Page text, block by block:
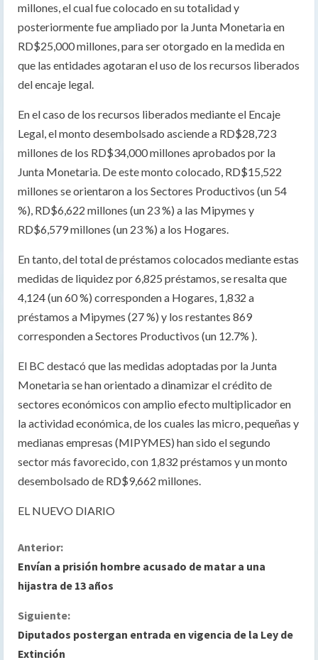
millones, el cual fue colocado en su totalidad y
posteriormente fue ampliado por la Junta Monetaria en
RD$25,000 millones, para ser otorgado en la medida en
que las entidades agotaran el uso de los recursos liberados
del encaje legal.
En el caso de los recursos liberados mediante el Encaje
Legal, el monto desembolsado asciende a RD$28,723
millones de los RD$34,000 millones aprobados por la
Junta Monetaria. De este monto colocado, RD$15,522
millones se orientaron a los Sectores Productivos (un 54
%), RD$6,622 millones (un 23 %) a las Mipymes y
RD$6,579 millones (un 23 %) a los Hogares.
En tanto, del total de préstamos colocados mediante estas
medidas de liquidez por 6,825 préstamos, se resalta que
4,124 (un 60 %) corresponden a Hogares, 1,832 a
préstamos a Mipymes (27 %) y los restantes 869
corresponden a Sectores Productivos (un 12.7% ).
El BC destacó que las medidas adoptadas por la Junta
Monetaria se han orientado a dinamizar el crédito de
sectores económicos con amplio efecto multiplicador en
la actividad económica, de los cuales las micro, pequeñas y
medianas empresas (MIPYMES) han sido el segundo
sector más favorecido, con 1,832 préstamos y un monto
desembolsado de RD$9,662 millones.
EL NUEVO DIARIO
S
i
g
u
Anterior:
Envían a prisión hombre acusado de matar a una
hijastra de 13 años
Siguiente:
Diputados postergan entrada en vigencia de la Ley de
Extinción